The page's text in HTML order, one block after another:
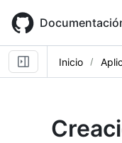
main
content
Inicio